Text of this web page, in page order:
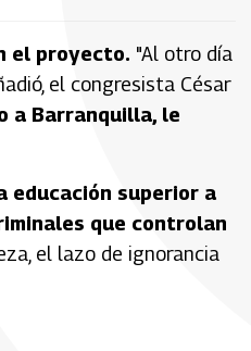
el proyecto. "Al otro día
el congresista César
a Barranquilla, le
educación superior a
que controlan
el lazo de ignorancia